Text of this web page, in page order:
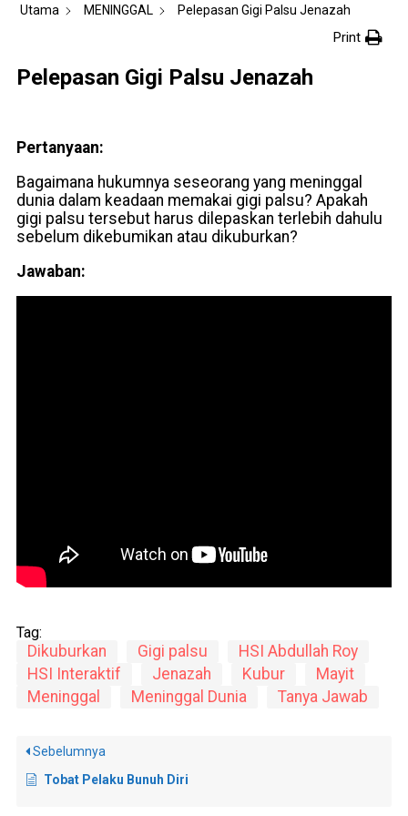
Utama MENINGGAL Pelepasan Gigi Palsu Jenazah
Print
Pelepasan Gigi Palsu Jenazah
Pertanyaan:
Bagaimana hukumnya seseorang yang meninggal
dunia dalam keadaan memakai gigi palsu? Apakah
gigi palsu tersebut harus dilepaskan terlebih dahulu
sebelum dikebumikan atau dikuburkan?
Jawaban:
Tag:
Dikuburkan Gigi palsu
HSI Abdullah Roy
HSI Interaktif
Jenazah Kubur
Mayit
Meninggal
Meninggal Dunia Tanya Jawab
Sebelumnya
Tobat Pelaku Bunuh Diri